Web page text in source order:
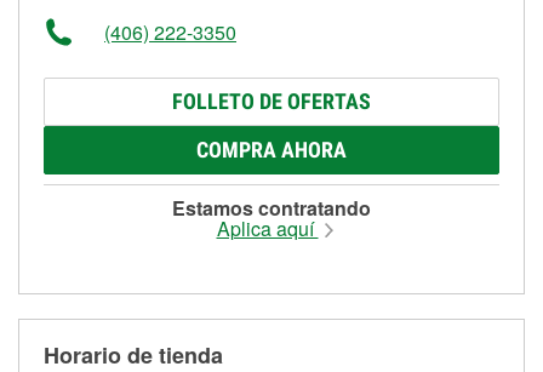
(406) 222-3350
FOLLETO DE OFERTAS
COMPRA AHORA
Estamos contratando
Aplica aquí
Horario de tienda